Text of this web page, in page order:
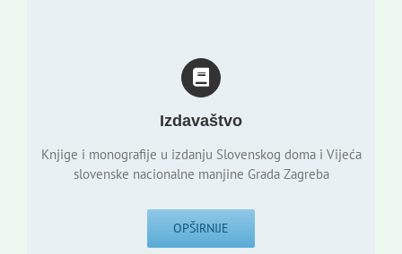
Izdavaštvo
Knjige i monografije u izdanju Slovenskog doma i Vijeća
slovenske nacionalne manjine Grada Zagreba
OPŠIRNIJE